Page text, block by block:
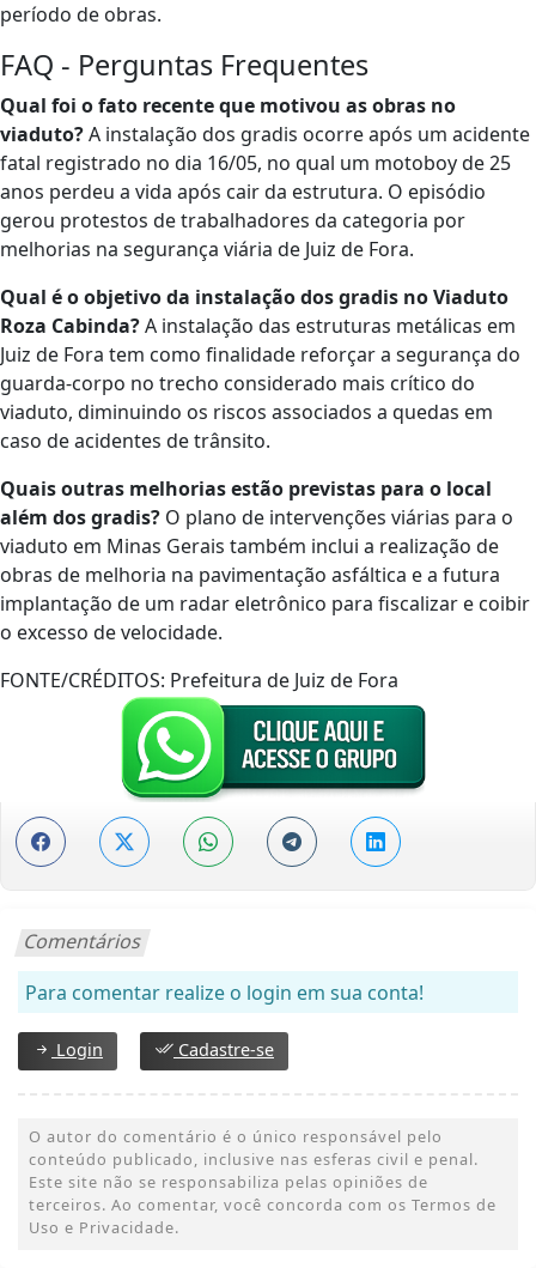
período de obras.
FAQ - Perguntas Frequentes
Qual foi o fato recente que motivou as obras no
viaduto?A instalação dos gradis ocorre após um acidente
fatal registrado no dia 16/05, no qual um motoboy de 25
anos perdeu a vida após cair da estrutura. O episódio
gerou protestos de trabalhadores da categoria por
melhorias na segurança viária de Juiz de Fora.
Qual é o objetivo da instalação dos gradis no Viaduto
Roza Cabinda?A instalação das estruturas metálicas em
Juiz de Fora tem como finalidade reforçar a segurança do
guarda-corpo no trecho considerado mais crítico do
viaduto, diminuindo os riscos associados a quedas em
caso de acidentes de trânsito.
Quais outras melhorias estão previstas para o local
além dos gradis? O plano de intervenções viárias para o
viaduto em Minas Gerais também inclui a realização de
obras de melhoria na pavimentação asfáltica e a futura
implantação de um radar eletrônico para fiscalizar e coibir
o excesso de velocidade.
FONTE/CRÉDITOS: Prefeitura de Juiz de Fora
Comentários
Para comentar realize o login em sua conta!
Login Cadastre-se
O autor do comentário é o único responsável pelo
conteúdo publicado, inclusive nas esferas civil e penal.
Este site não se responsabiliza pelas opiniões de
terceiros. Ao comentar, você concorda com os Termos de
Uso e Privacidade.